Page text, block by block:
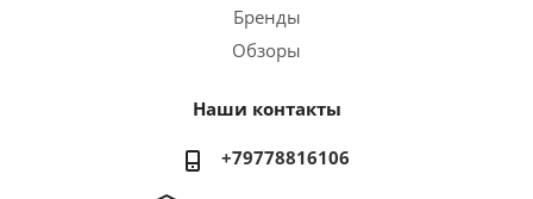
Бренды
Обзоры
Наши контакты
+79778816106